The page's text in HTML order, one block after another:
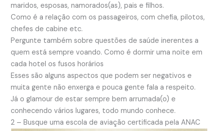
maridos, esposas, namorados(as), pais e filhos.
Como é a relação com os passageiros, com chefia, pilotos,
chefes de cabine etc.
Pergunte também sobre questões de saúde inerentes a
quem está sempre voando. Como é dormir uma noite em
cada hotel os fusos horários
Esses são alguns aspectos que podem ser negativos e
muita gente não enxerga e pouca gente fala a respeito.
Já o glamour de estar sempre bem arrumada(o) e
conhecendo vários lugares, todo mundo conhece.
2 – Busque uma escola de aviação certificada pela ANAC